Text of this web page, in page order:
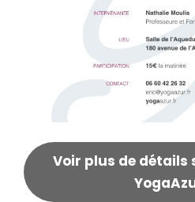
Voir plus de détails